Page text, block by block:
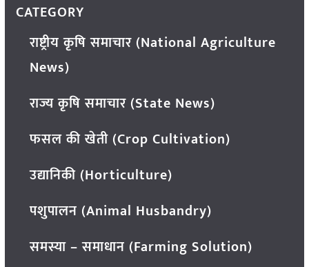
CATEGORY
राष्ट्रीय कृषि समाचार (National Agriculture
News)
राज्य कृषि समाचार (State News)
फसल की खेती (Crop Cultivation)
उद्यानिकी (Horticulture)
पशुपालन (Animal Husbandry)
समस्या – समाधान (Farming Solution)